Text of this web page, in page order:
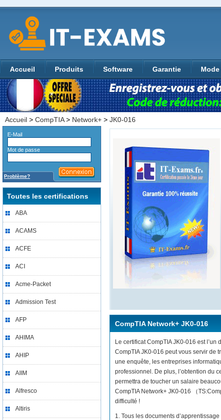
Accueil Produits Software Garantie
Accueil > CompTIA> Network+ > JK0-016
E-Mail
Mot de passe
Problème?
Toutes les certifications
ABA
ACAMS
ACFE
ACI
Acme-Packet
Admission Test
AFP
AHIMA
AHIP
AIIM
Alfresco
Altiris
CompTIA Network+ JK0-016
Le certificat CompTIA JK0-016 est
CompTIA JK0-016 peut vous servir de
une enquête, les entreprises
professionnel. De plus, l’obtention du
permettra de toucher un salaire
CompTIA Network+ JK0-016 （
difficulté !
1. Tous les documents